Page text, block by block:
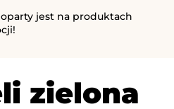
jest na produktach
zielona